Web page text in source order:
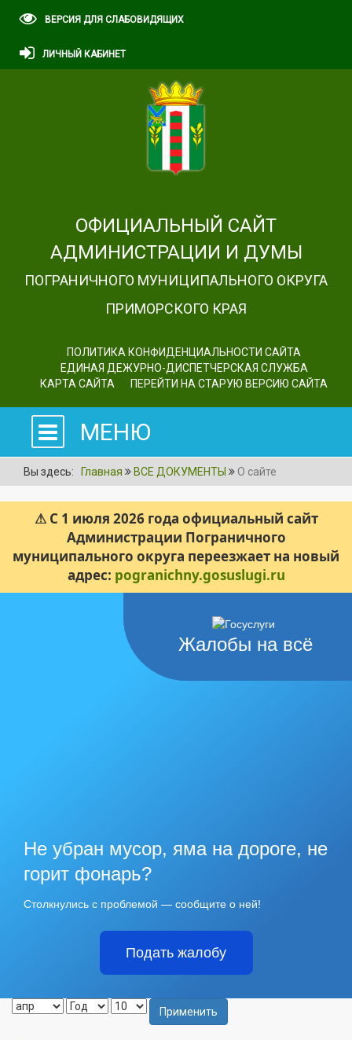
ВЕРСИЯ ДЛЯ СЛАБОВИДЯЩИХ
ЛИЧНЫЙ КАБИНЕТ
ОФИЦИАЛЬНЫЙ САЙТ
АДМИНИСТРАЦИИ И ДУМЫ
ПОГРАНИЧНОГО МУНИЦИПАЛЬНОГО ОКРУГА
ПРИМОРСКОГО КРАЯ
ПОЛИТИКА КОНФИДЕНЦИАЛЬНОСТИ САЙТА
ЕДИНАЯ ДЕЖУРНО-ДИСПЕТЧЕРСКАЯ СЛУЖБА
КАРТА САЙТА
ПЕРЕЙТИ НА СТАРУЮ ВЕРСИЮ САЙТА
МЕНЮ
Вы здесь: Главная ВСЕ ДОКУМЕНТЫ О сайте
⚠ С 1 июля 2026 года официальный сайт
Администрации Пограничного
муниципального округа переезжает на новый
адрес: pogranichny.gosuslugi.ru
Жалобы на всё
Не убран мусор, яма на дороге, не
горит фонарь?
Столкнулись с проблемой — сообщите о ней!
Подать жалобу
Применить